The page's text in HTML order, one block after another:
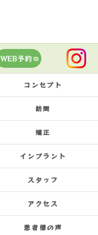
WEB予約
コンセプト
訪問
矯正
インプラント
スタッフ
アクセス
患者様の声